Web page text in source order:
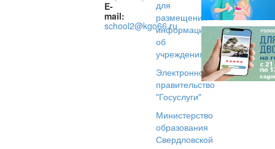
E-
mail:
school2@kgo66.ru
для
размещения
информации
об
учреждениях
Электронное
правительство
"Госуслуги"
Министерство
образования
Свердловской